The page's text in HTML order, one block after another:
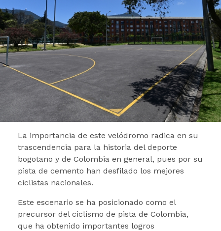
La importancia de este velódromo radica en su
trascendencia para la historia del deporte
bogotano y de Colombia en general, pues por su
pista de cemento han desfilado los mejores
ciclistas nacionales.
Este escenario se ha posicionado como el
precursor del ciclismo de pista de Colombia,
que ha obtenido importantes logros